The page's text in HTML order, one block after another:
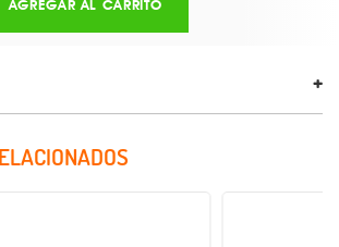
AGREGAR AL CARRITO